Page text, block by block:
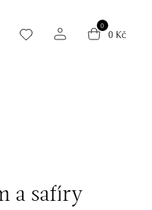
0
0 Kč
a safíry